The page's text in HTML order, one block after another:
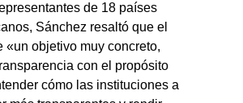
de 18 países
Sánchez resaltó que el
«un objetivo muy concreto,
con el propósito
cómo las instituciones a